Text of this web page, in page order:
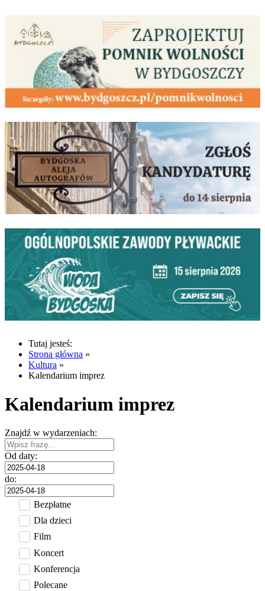
Tutaj jesteś:
Strona główna »
Kultura »
Kalendarium imprez
Kalendarium imprez
Znajdź w wydarzeniach:
Od daty:
do:
Bezpłatne
Dla dzieci
Film
Koncert
Konferencja
Polecane